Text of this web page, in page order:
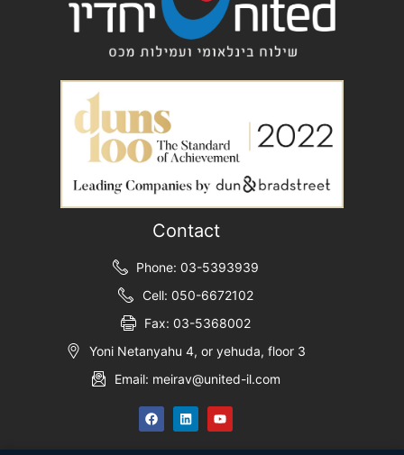
Contact
Phone: 03-5393939
Cell: 050-6672102
Fax: 03-5368002
Yoni Netanyahu 4, or yehuda, floor 3
Email: meirav@united-il.com